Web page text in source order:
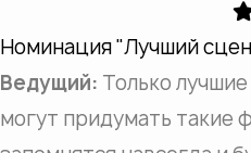
Номинация "Лучший
Ведущий: Только
могут придумать такие